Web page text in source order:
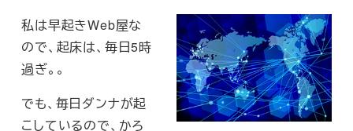
私は早起きWeb屋な
ので、起床は、毎日5時
過ぎ。。
でも、毎日ダンナが起
こしているので、かろ